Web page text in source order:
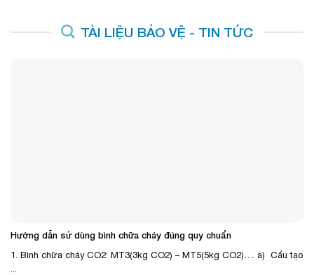
TÀI LIỆU BẢO VỆ - TIN TỨC
Hướng dẫn sử dùng bình chữa cháy đúng quy chuẩn
1. Bình chữa cháy CO2: MT3(3kg CO2) – MT5(5kg CO2)…. a) Cấu tạo